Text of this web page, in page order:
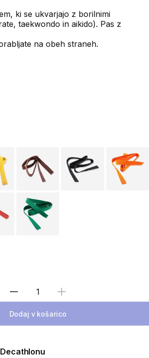
ki se ukvarjajo z borilnimi
taekwondo in aikido). Pas z
na obeh straneh.
Izberite količino
Dodaj v košarico